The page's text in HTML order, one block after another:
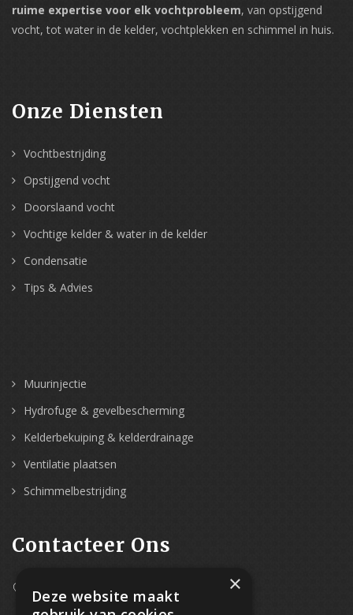
ruime expertise voor elk vochtprobleem, van opstijgend
vocht, tot water in de kelder, vochtplekken en schimmel in huis.
Onze Diensten
Vochtbestrijding
Opstijgend vocht
Doorslaand vocht
Vochtige kelder & water in de kelder
Condensatie
Tips & Advies
Muurinjectie
Hydrofuge & gevelbescherming
Kelderbekuiping & kelderdrainage
Ventilatie plaatsen
Schimmelbestrijding
Contacteer Ons
Westpoort 37B,
2070 Zwijndrecht
×
Deze website maakt